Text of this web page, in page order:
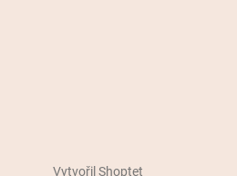
Vytvořil Shoptet